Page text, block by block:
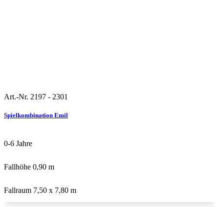
Robinie U3
Neu
Art.-Nr. 2197 - 2301
Spielkombination Emil
0-6 Jahre
Fallhöhe 0,90 m
Fallraum 7,50 x 7,80 m